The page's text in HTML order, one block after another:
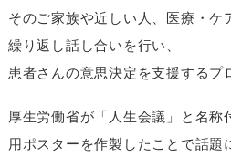
そのご家族や近しい人、医療・ケ
繰り返し話し合いを行い、
患者さんの意思決定を支援するプ
厚生労働省が「人生会議」と名称
用ポスターを作製したことで話題